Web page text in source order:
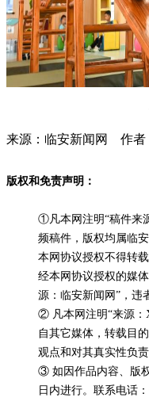
来源：临安新闻网 作
版权和免责声明：
①凡本网注明“稿件来
频稿件，版权均属临
本网协议授权不得转
经本网协议授权的媒
源：临安新闻网”，违
② 凡本网注明“来源：
自其它媒体，转载目
观点和对其真实性负责
③ 如因作品内容、版
日内进行。联系电话：